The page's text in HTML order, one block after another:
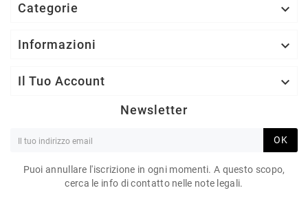
Categorie 
Informazioni 
Il Tuo Account 
Newsletter
OK
Puoi annullare l'iscrizione in ogni momenti. A questo scopo,
cerca le info di contatto nelle note legali.